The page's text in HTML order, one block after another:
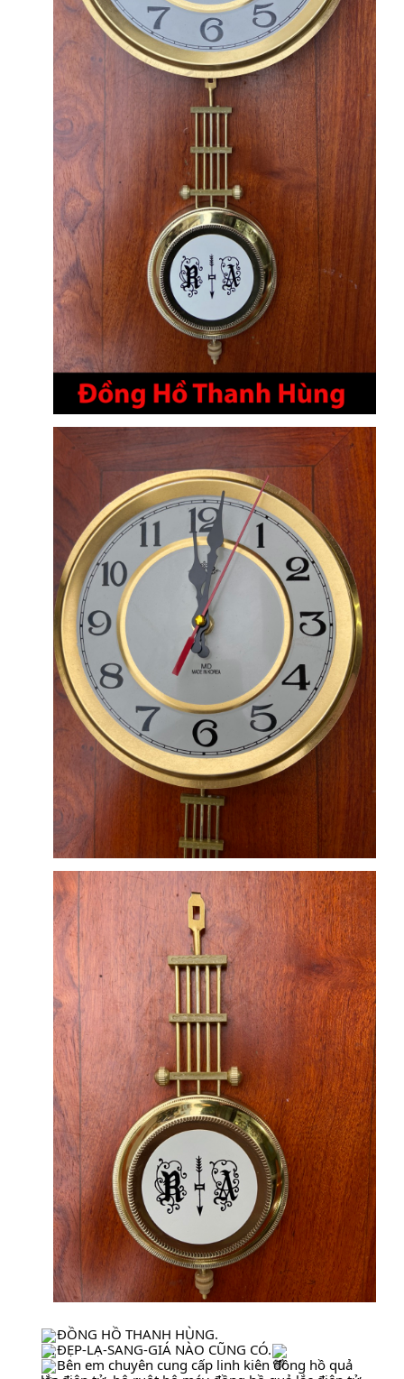
ĐỒNG HỒ THANH HÙNG.
ĐẸP-LẠ-SANG-GIÁ NÀO CŨNG CÓ.
Bên em chuyên cung cấp linh kiên đồng hồ quả